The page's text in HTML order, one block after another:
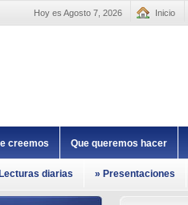
Hoy es Agosto 7, 2026 Inicio
creemos Que queremos hacer
diarias » Presentaciones